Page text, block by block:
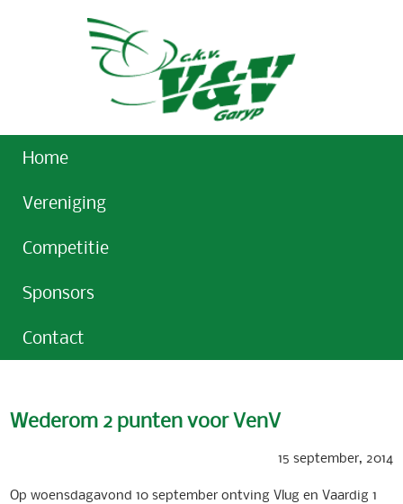
Home
Vereniging
Competitie
Sponsors
Contact
Wederom 2 punten voor VenV
15 september, 2014
Op woensdagavond 10 september ontving Vlug en Vaardig 1